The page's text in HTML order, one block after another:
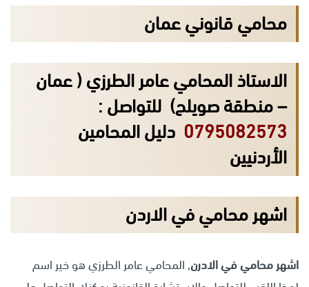
محامي قانوني عمان
الاستاذ المحامي عامر الطرزي ( عمان
– منطقة صويلح) للتواصل :
0795082573 دليل المحامين
الأردنيين
اشهر محامي في الاردن
اشهر محامي في الادرن, المحامي عامر الطرزي هو خير اسم